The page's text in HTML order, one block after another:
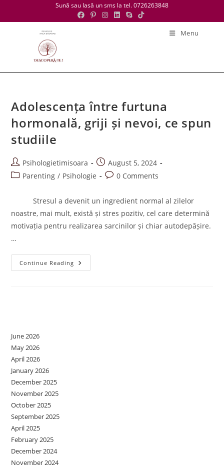
Sună sau lasă un sms la tel. 0726263848
Menu
Adolescența între furtuna
hormonală, griji și nevoi, ce spun
studiile
Post
author:
Psihologietimisoara
Post
published:
August 5, 2024
PostParenting / Psihologie
Post0 Comments
Stresul a devenit un ingredient normal al zilelor
noastre, mai mult, există și stres pozitiv, cel care determină
motivația pentru realizarea sarcinilor și chiar autodepășire.
…
Continue Reading Adolescența
Între
June 2026
May 2026
April 2026
January 2026
December 2025
November 2025
October 2025
September 2025
April 2025
February 2025
December 2024
November 2024